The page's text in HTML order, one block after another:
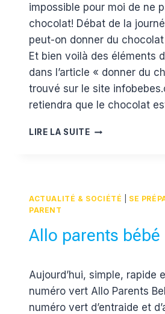
impossible pour moi de ne
chocolat! Débat de la
peut-on donner du
Et bien voilà des éléments
dans l’article « donner du
trouvé sur le site
retiendra que le chocolat
LIRE LA SUITEDONNER
ACTUALITÉ & SOCIÉTÉ
SE
PARENT
Allo parents bébé
Estelle
Aujourd’hui, simple, rapide
numéro vert Allo Parents
numéro vert d’entraide et